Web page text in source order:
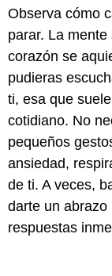
Observa cómo
parar. La
corazón se
pudieras
ti, esa que
cotidiano. No
pequeños
ansiedad,
de ti. A veces,
darte un
respuestas